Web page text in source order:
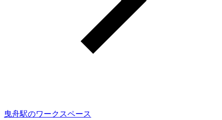
曳舟駅のワークスペース